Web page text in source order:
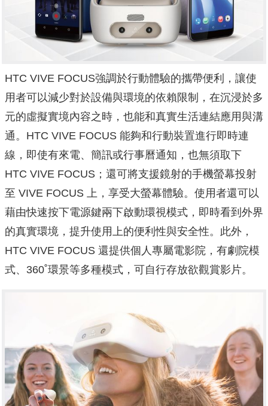
HTC VIVE FOCUS強調於行動體驗的攜帶便利，讓使
用者可以減少對於設備與環境的依賴限制，在沉浸於多
元的虛擬實境內容之時，也能和真實生活連結應用與溝
通。HTC VIVE FOCUS 能夠和行動裝置進行即時連
線，即使有來電、簡訊或行事曆通知，也無須取下
HTC VIVE FOCUS；還可將支援鏡射的手機螢幕投射
至 VIVE FOCUS 上，享受大螢幕體驗。使用者還可以
藉由快速按下電源鍵兩下啟動環視模式，即時看到外界
的真實環境，提升使用上的便利性與安全性。此外，
HTC VIVE FOCUS 還提供個人專屬電影院，有劇院模
式、360˚環景等多種模式，可自行存放欲觀賞影片。